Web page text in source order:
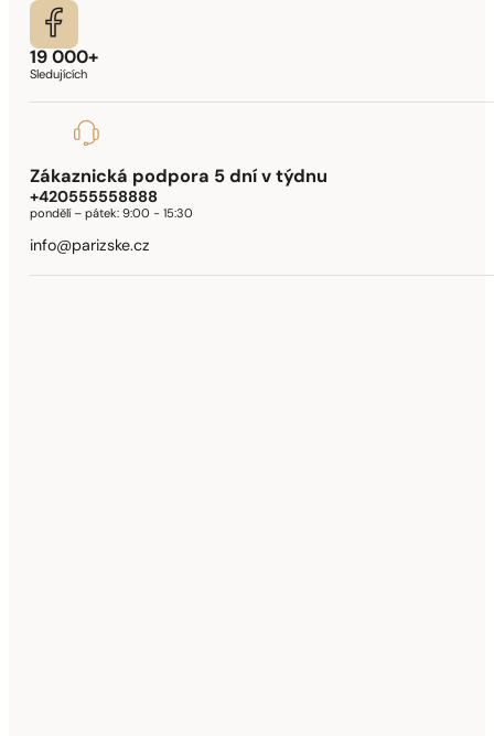
19 000+
Sledujících
Zákaznická podpora 5 dní v týdnu
+420555558888
pondělí – pátek:9:00 - 15:30
info@parizske.cz